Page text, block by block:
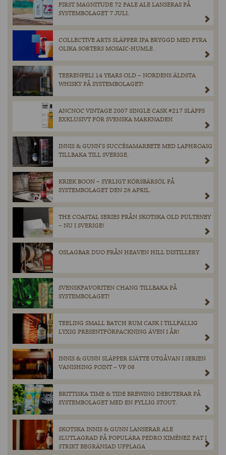
FIRST MAGNITUDE 72 PALE ALE LANSERAS PÅ
SYSTEMBOLAGET 7 JULI.
COLLECTIVE ARTS SLÄPPER IPA BRYGGD MED FYRA
OLIKA SORTERS MOSAIC-HUMLE.
TEERENPELI 14 YEARS OLD – NORDENS ÄLDSTA
WHISKY PÅ SYSTEMBOLAGET!
ANCNOC VINTAGE 2007 SINGLE CASK #217 SLÄPPS
EXKLUSIVT FÖR SVENSKA MARKNADEN
INNIS & GUNN’S SUCCÉSAMARBETE MED LAPHROAIG
TILLBAKA TILL SVERIGE.
KRIEK BOON – SYRLIGT KÖRSBÄRSÖL PÅ
SYSTEMBOLAGET DEN 28 APRIL.
THE COASTAL SERIES FRÅN SKOTSKA OLD PULTENEY
– NU I SVERIGE!
OSLAGBAR DUO FRÅN HEAVEN HILL DISTILLERY
SVENSKFAVORITEN CHANG TILLBAKA PÅ
SYSTEMBOLAGET!
TEELING SMALL BATCH RUM CASK I TILLFÄLLIG
LYXIG PRESENTFÖRPACKNING ÄVEN I ÅR!
INNIS & GUNN SLÄPPER SJÄTTE UTGÅVAN I SERIEN
VANISHING POINT – VP 06
BRITTISKA TIME & TIDE BREWING DEBUTERAR PÅ
SYSTEMBOLAGET MED EN FYLLIG STOUT.
SKOTSKA INNIS & GUNN LANSERAR ALE
SLUTLAGRAD PÅ POPULÄRA PEDRO XIMÉNEZ FAT I
STRIKT BEGRÄNSAD UPPLAGA